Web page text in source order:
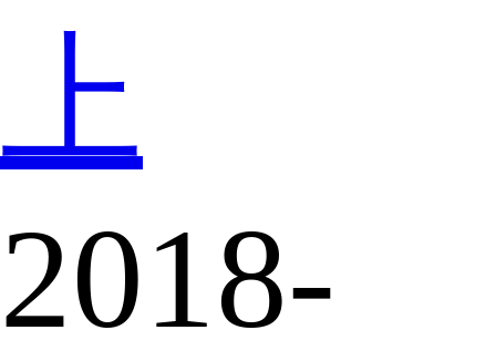
上
2018-